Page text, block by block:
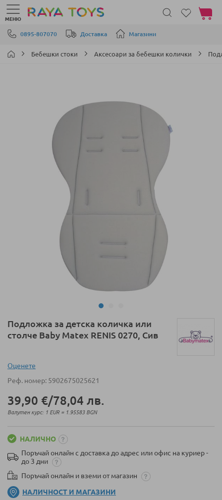
Прескачане към съдържанието
0895-807070 Доставка Магазини
МЕНЮ
Моята
Бебешки стоки Аксесоари за бебешки колички
изображенията
Преминете
към
галерия
снимки
Подложка за детска количка или
столче Baby Matex RENIS 0270, Сив
Оценeте
Реф. номер 5902675025621
39,90 €/78,04 лв.
Валутен курс: 1 EUR = 1.95583 BGN
НАЛИЧНО
Поръчай онлайн с доставка до адрес или офис на куриер -
до 3 дни
Поръчай онлайн и вземи от магазин
НАЛИЧНОСТ И МАГАЗИНИ